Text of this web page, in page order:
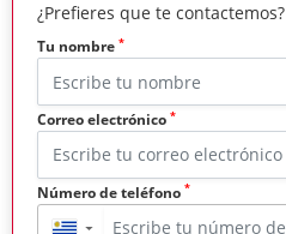
¿Prefieres que te contactemos?
Tu nombre *
Correo electrónico *
Número de teléfono *
▼